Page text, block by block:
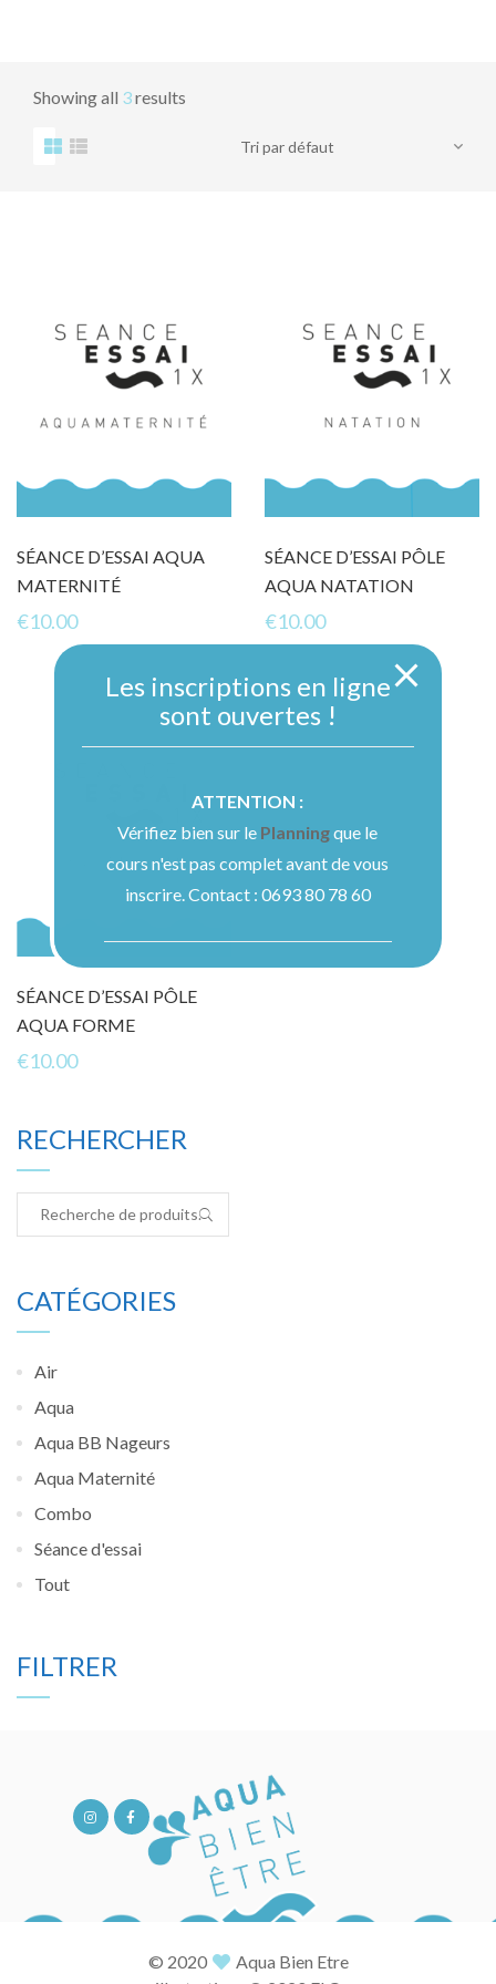
Showing all 3results
SÉANCE D’ESSAI AQUA
MATERNITÉ
€10.00
SÉANCE D’ESSAI PÔLE
AQUA NATATION
€10.00
SÉANCE D’ESSAI PÔLE
AQUA FORME
€10.00
RECHERCHER
CATÉGORIES
Air
Aqua
Aqua BB Nageurs
Aqua Maternité
Combo
Séance d'essai
Tout
FILTRER
© 2020
Aqua Bien Etre
Les inscriptions en ligne
sont ouvertes !
ATTENTION :
Vérifiez bien sur le Planningque le
cours n'est pas complet avant de vous
inscrire. Contact : 0693 80 78 60
Découvrir nos formules